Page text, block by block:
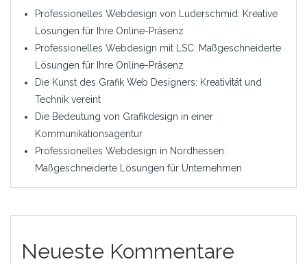
Professionelles Webdesign von Luderschmid: Kreative
Lösungen für Ihre Online-Präsenz
Professionelles Webdesign mit LSC: Maßgeschneiderte
Lösungen für Ihre Online-Präsenz
Die Kunst des Grafik Web Designers: Kreativität und
Technik vereint
Die Bedeutung von Grafikdesign in einer
Kommunikationsagentur
Professionelles Webdesign in Nordhessen:
Maßgeschneiderte Lösungen für Unternehmen
Neueste Kommentare